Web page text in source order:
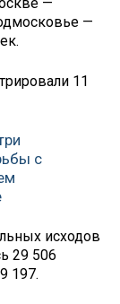
—
11
с
исходов
29 506
197.